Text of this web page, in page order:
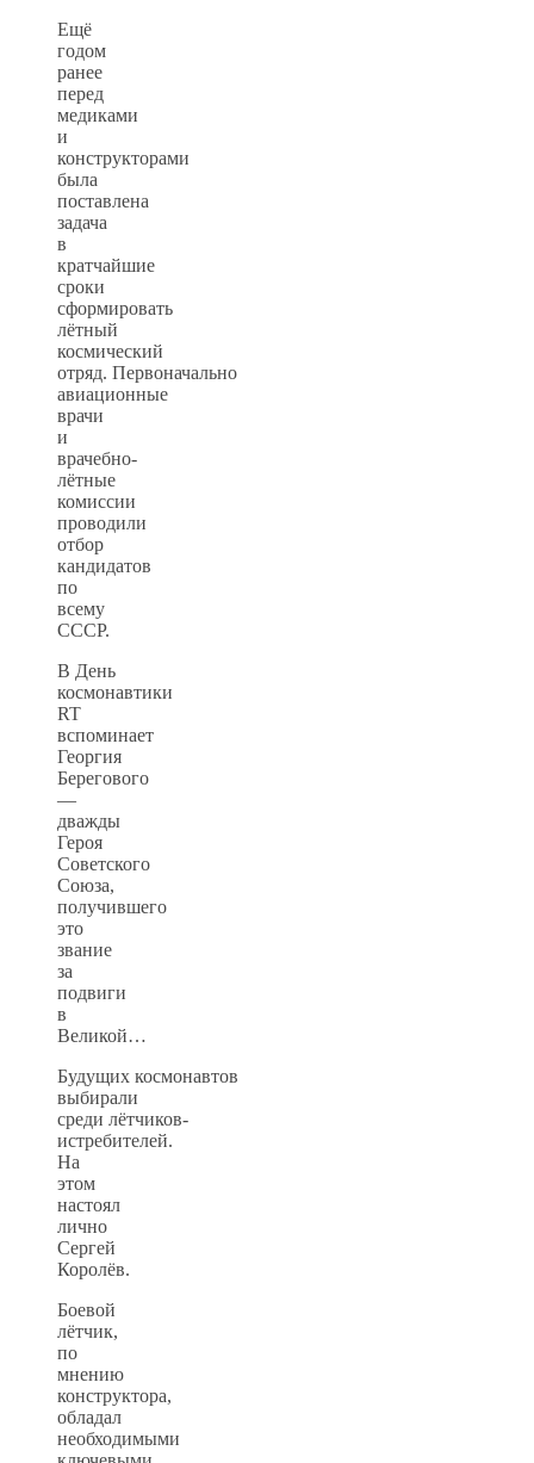
Ещё
годом
ранее
перед
медиками
и
конструкторами
была
поставлена
задача
в
кратчайшие
сроки
сформировать
лётный
космический
отряд. Первоначально
авиационные
врачи
и
врачебно-
лётные
комиссии
проводили
отбор
кандидатов
по
всему
СССР.
В День
космонавтики
RT
вспоминает
Георгия
Берегового
—
дважды
Героя
Советского
Союза,
получившего
это
звание
за
подвиги
в
Великой…
Будущих космонавтов
выбирали
среди лётчиков-
истребителей.
На
этом
настоял
лично
Сергей
Королёв.
Боевой
лётчик,
по
мнению
конструктора,
обладал
необходимыми